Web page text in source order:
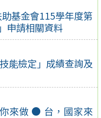
基金會115學年度第
申請相關資料
能檢定」成績查詢及
來做 ● 台，國家來